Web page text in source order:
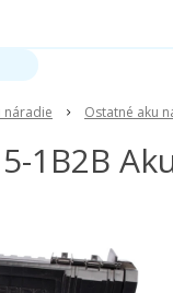
náradie Ostatné aku
1B2B